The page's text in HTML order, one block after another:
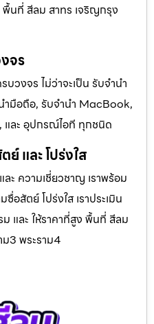
พื้นที่ สีลม สาทร เจริญกรุง
จร
วงจร ไม่ว่าจะเป็น รับจำนำ
ำมือถือ, รับจำนำ MacBook,
และ อุปกรณ์ไอที ทุกชนิด
และ โปร่งใส
ะ ความเชี่ยวชาญ เราพร้อม
อสัตย์ โปร่งใส เราประเมิน
และ ให้ราคาที่สูง พื้นที่ สีลม
3 พระราม4